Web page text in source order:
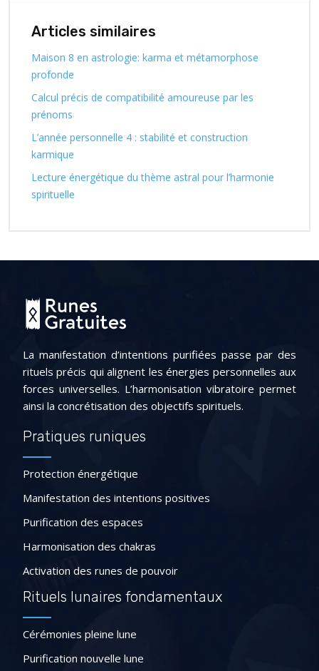
Articles similaires
Maison 8 en astrologie: karma et métamorphose
profonde
Calcul précis de compatibilité amoureuse par les
prénoms
L’année personnelle 4 : stabilité et construction
karmique
Lecture énergétique du thème astral pour l’harmonie
spirituelle
La manifestation d’intentions purifiées passe par des
rituels précis qui alignent les énergies personnelles aux
forces universelles. L’harmonisation vibratoire permet
ainsi la concrétisation des objectifs spirituels.
Pratiques runiques
Protection énergétique
Manifestation des intentions positives
Purification des espaces
Harmonisation des chakras
Activation des runes de pouvoir
Rituels lunaires fondamentaux
Cérémonies pleine lune
Purification nouvelle lune